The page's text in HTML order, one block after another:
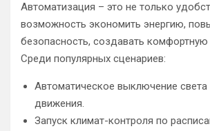
Автоматизация – это не только
возможность экономить энергию,
безопасность, создавать
Среди популярных сценариев:
Автоматическое выключение света
движения.
Запуск климат-контроля по